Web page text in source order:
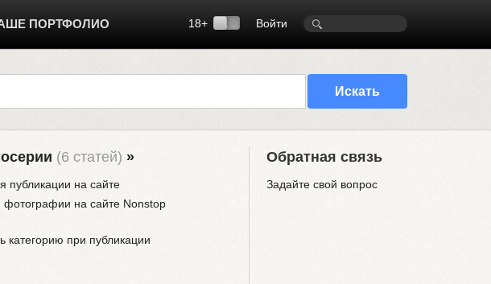
Войти
18+
ПОРТФОЛИО
(6 статей) »
публикации на сайте
фотографии на сайте Nonstop
категорию при публикации
Обратная связь
Задайте свой вопрос